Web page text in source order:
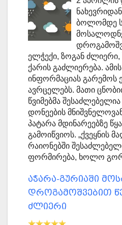
ბოლომდე
ელჭექი, ზოგან
ქარის გაძლიერება. ამის
ინფორმაციას გარემოს
ავრცელებს. მათი
წვიმებმა
დონეების
პატარა მდინარეებზე
გამოიწვიოს. „ქვეყნის
რაიონებში
ფორმირება, ხოლო
აჭარა-გურიაში
დროგამოშვებით
ძლიერი